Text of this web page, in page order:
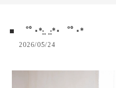
゜ﾟ･*:. .:*･゜ﾟ･*
2026/05/24